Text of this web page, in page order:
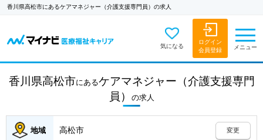
香川県高松市にあるケアマネジャー（介護支援専門員）の求人
気になる
ログイン
会員登録
メニュー
香川県高松市にあるケアマネジャー（介護支援専門
員）
の求人
地域 高松市 変更